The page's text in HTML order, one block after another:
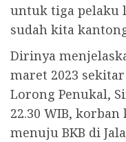
untuk tiga pelaku
sudah kita
Dirinya
maret 2023
Lorong Penukal,
22.30 WIB,
menuju BKB di